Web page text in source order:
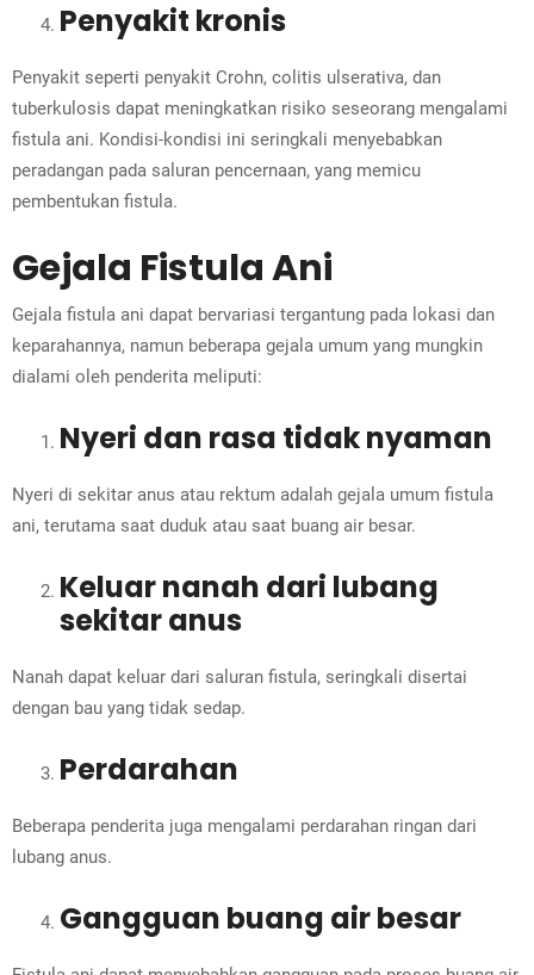
Penyakit kronis
Penyakit seperti penyakit Crohn, colitis ulserativa, dan
tuberkulosis dapat meningkatkan risiko seseorang mengalami
fistula ani. Kondisi-kondisi ini seringkali menyebabkan
peradangan pada saluran pencernaan, yang memicu
pembentukan fistula.
Gejala Fistula Ani
Gejala fistula ani dapat bervariasi tergantung pada lokasi dan
keparahannya, namun beberapa gejala umum yang mungkin
dialami oleh penderita meliputi:
Nyeri dan rasa tidak nyaman
Nyeri di sekitar anus atau rektum adalah gejala umum fistula
ani, terutama saat duduk atau saat buang air besar.
Keluar nanah dari lubang
sekitar anus
Nanah dapat keluar dari saluran fistula, seringkali disertai
dengan bau yang tidak sedap.
Perdarahan
Beberapa penderita juga mengalami perdarahan ringan dari
lubang anus.
Gangguan buang air besar